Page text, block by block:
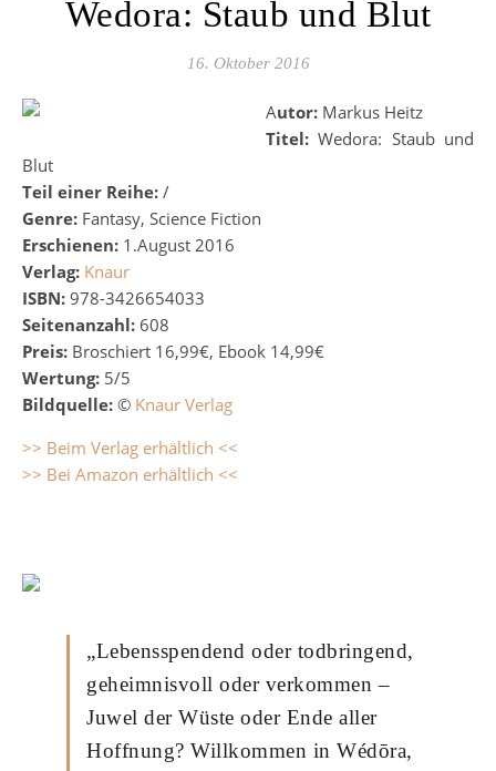
Wedora: Staub und Blut
16. Oktober 2016
Autor: Markus Heitz
Titel:Wedora: Staub und
Blut
Teil einer Reihe: /
Genre: Fantasy, Science Fiction
Erschienen: 1.August 2016
Verlag: Knaur
ISBN: 978-3426654033
Seitenanzahl: 608
Preis: Broschiert 16,99€, Ebook 14,99€
Wertung: 5/5
Bildquelle: © Knaur Verlag
>> Beim Verlag erhältlich <<
>> Bei Amazon erhältlich <<
„Lebensspendend oder todbringend,
geheimnisvoll oder verkommen –
Juwel der Wüste oder Ende aller
Hoffnung? Willkommen in Wédōra,